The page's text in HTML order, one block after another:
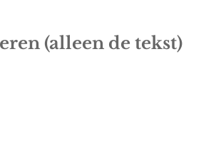
(alleen de tekst)